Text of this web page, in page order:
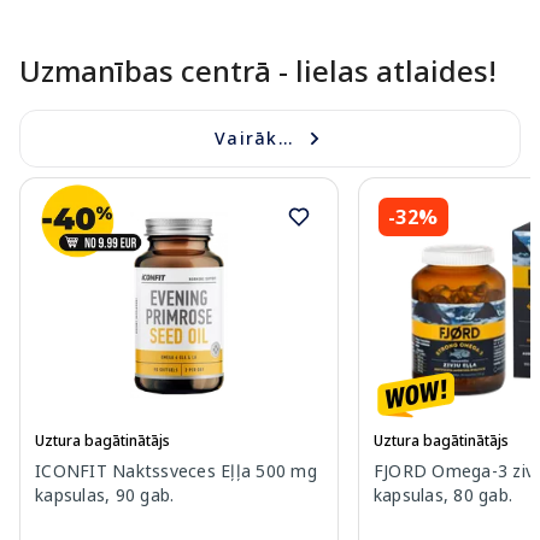
Uzmanības centrā - lielas atlaides!
Vairāk...
Uztura bagātinātājs
ICONFIT Naktssveces Eļļa 500 mg
kapsulas, 90 gab.
-32%
Uztura bagātinātājs
FJORD Omega-3
kapsulas, 80 gab.